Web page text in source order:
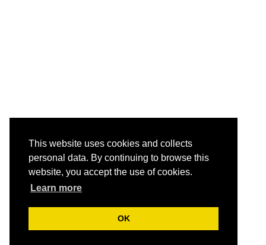
This website uses cookies and collects
personal data. By continuing to browse this
website, you accept the use of cookies.
Learn more
OK